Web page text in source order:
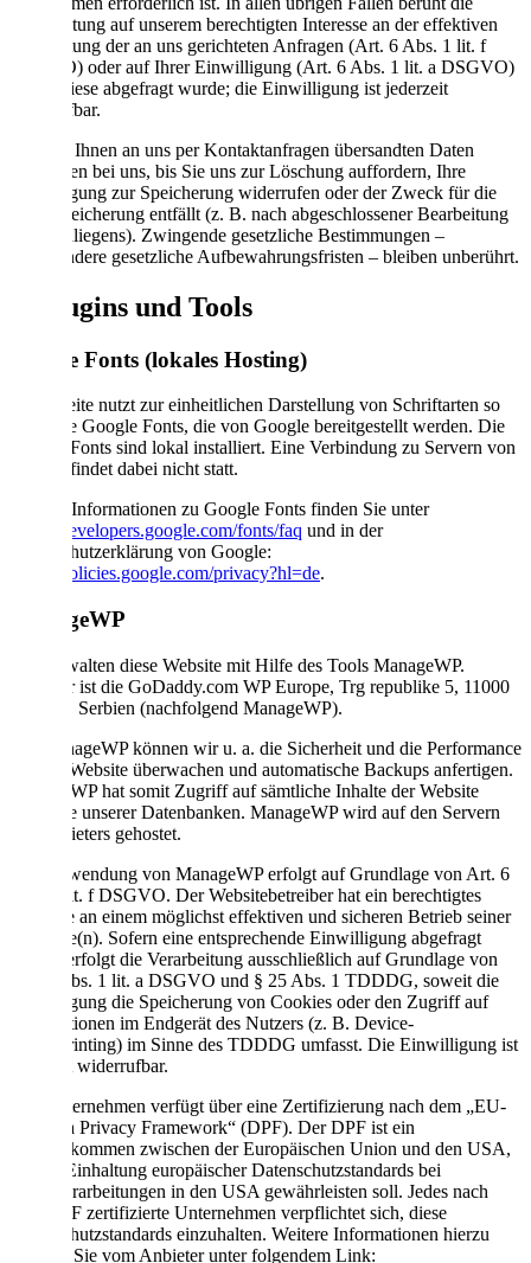
Verarbeitung auf unserem berechtigten Interesse an der effektiven
Bearbeitung der an uns gerichteten Anfragen (Art. 6 Abs. 1 lit. f
DSGVO) oder auf Ihrer Einwilligung (Art. 6 Abs. 1 lit. a DSGVO)
sofern diese abgefragt wurde; die Einwilligung ist jederzeit
widerrufbar.
Die von Ihnen an uns per Kontaktanfragen übersandten Daten
verbleiben bei uns, bis Sie uns zur Löschung auffordern, Ihre
Einwilligung zur Speicherung widerrufen oder der Zweck für die
Datenspeicherung entfällt (z. B. nach abgeschlossener Bearbeitung
Ihres Anliegens). Zwingende gesetzliche Bestimmungen –
insbesondere gesetzliche Aufbewahrungsfristen – bleiben unberührt.
5. Plugins und Tools
Google Fonts (lokales Hosting)
Diese Seite nutzt zur einheitlichen Darstellung von Schriftarten so
genannte Google Fonts, die von Google bereitgestellt werden. Die
Google Fonts sind lokal installiert. Eine Verbindung zu Servern von
Google findet dabei nicht statt.
Weitere Informationen zu Google Fonts finden Sie unter
https://developers.google.com/fonts/faq und in der
Datenschutzerklärung von Google:
https://policies.google.com/privacy?hl=de.
ManageWP
Wir verwalten diese Website mit Hilfe des Tools ManageWP.
Anbieter ist die GoDaddy.com WP Europe, Trg republike 5, 11000
Belgrad, Serbien (nachfolgend ManageWP).
Mit ManageWP können wir u. a. die Sicherheit und die Performance
unserer Website überwachen und automatische Backups anfertigen.
ManageWP hat somit Zugriff auf sämtliche Inhalte der Website
inklusive unserer Datenbanken. ManageWP wird auf den Servern
des Anbieters gehostet.
Die Verwendung von ManageWP erfolgt auf Grundlage von Art. 6
Abs. 1 lit. f DSGVO. Der Websitebetreiber hat ein berechtigtes
Interesse an einem möglichst effektiven und sicheren Betrieb seiner
Webseite(n). Sofern eine entsprechende Einwilligung abgefragt
wurde, erfolgt die Verarbeitung ausschließlich auf Grundlage von
Art. 6 Abs. 1 lit. a DSGVO und § 25 Abs. 1 TDDDG, soweit die
Einwilligung die Speicherung von Cookies oder den Zugriff auf
Informationen im Endgerät des Nutzers (z. B. Device-
Fingerprinting) im Sinne des TDDDG umfasst. Die Einwilligung ist
jederzeit widerrufbar.
Das Unternehmen verfügt über eine Zertifizierung nach dem „EU-
US Data Privacy Framework“ (DPF). Der DPF ist ein
Übereinkommen zwischen der Europäischen Union und den USA,
der die Einhaltung europäischer Datenschutzstandards bei
Datenverarbeitungen in den USA gewährleisten soll. Jedes nach
dem DPF zertifizierte Unternehmen verpflichtet sich, diese
Datenschutzstandards einzuhalten. Weitere Informationen hierzu
erhalten Sie vom Anbieter unter folgendem Link: